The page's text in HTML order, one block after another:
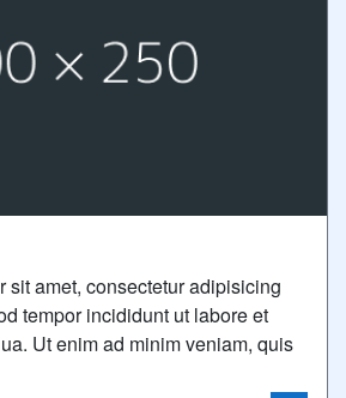
sit amet, consectetur adipisicing
tempor incididunt ut labore et
Ut enim ad minim veniam, quis